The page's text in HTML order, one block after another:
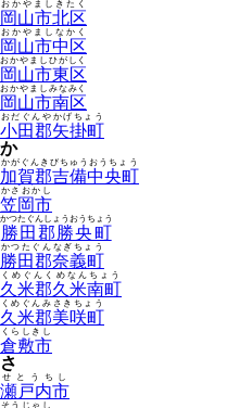
岡山市北区
おかやましきたく
岡山市中区
おかやましなかく
岡山市東区
おかやましひがしく
岡山市南区
おかやましみなみく
小田郡矢掛町
おだぐんやかげちょう
か
加賀郡吉備中央町
かがぐんきびちゅうおうちょう
笠岡市
かさおかし
勝田郡勝央町
かつたぐんしょうおうちょう
勝田郡奈義町
かつたぐんなぎちょう
久米郡久米南町
くめぐんくめなんちょう
久米郡美咲町
くめぐんみさきちょう
倉敷市
くらしきし
さ
瀬戸内市
せとうちし
そうじゃし